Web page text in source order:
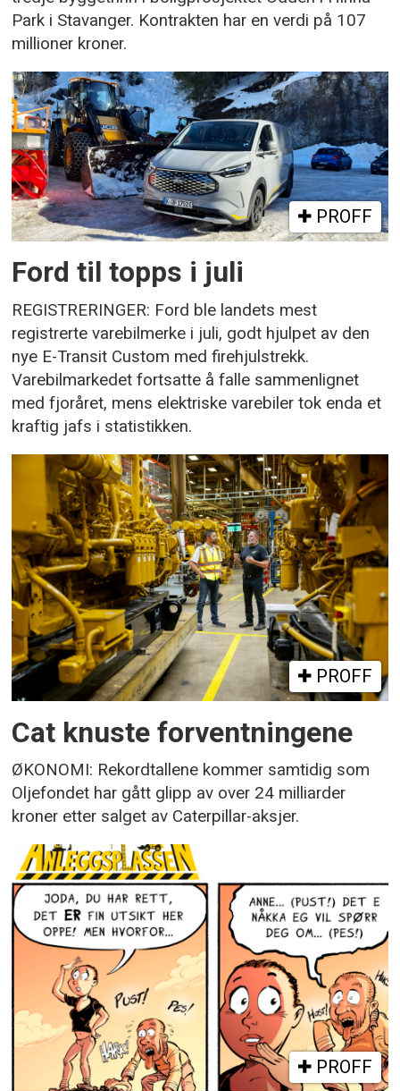
Park i Stavanger. Kontrakten har en verdi på 107
millioner kroner.
PROFF
Ford til topps i juli
REGISTRERINGER: Ford ble landets mest
registrerte varebilmerke i juli, godt hjulpet av den
nye E-Transit Custom med firehjulstrekk.
Varebilmarkedet fortsatte å falle sammenlignet
med fjoråret, mens elektriske varebiler tok enda et
kraftig jafs i statistikken.
PROFF
Cat knuste forventningene
ØKONOMI: Rekordtallene kommer samtidig som
Oljefondet har gått glipp av over 24 milliarder
kroner etter salget av Caterpillar-aksjer.
PROFF